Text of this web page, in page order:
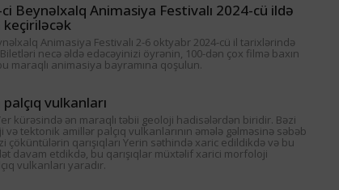
Beynəlxalq Animasiya Festivalı 2024-cü ildə
Animasiya Festivalı 2-6 oktyabr 2024-cü il tarixlərində
necə əldə edəcəyinizi öyrənin, 100-dən çox filmə baxın
maraqlı animasiya bayramına qoşulun.
vulkanları
kürəsində ən maraqlı təbii geoloji hadisələrdən biridir. Bəzi
tektonik amillər palçıq vulkanlarının əmələ gəlməsinə səbəb
çöküntülərin qarışıqları Yerin səthində xaric edildikdə və bu
davam etdikdə, bu qarışıqlar müxtəlif xarici morfoloji
vulkanları yaradır.